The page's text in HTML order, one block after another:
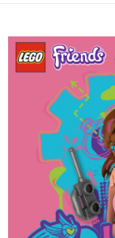
【繳款方式說明】
1.分期款項不併入電
醒簡訊。
2.透過簡訊連結打開
帳／街口支付／
【注意事項】
1.本服務係由「台灣
用戶於交易時，得透
買賣價金債權讓與本
2.基於同意付款使用
資料（包含姓名、電
由本公司與您本人進
3.完整用戶服務條款
【「AFTEE先享後付
１．於結帳方式選擇
結帳頁面，進行簡訊
２．訂單成立數日內
３．收到繳費通知簡
ATM／網路銀行／等
※ 請注意：結帳手續
購買商品的店家。未
後付繳納相關費用。
※ 交易是否成功請以
是否繳費成功／繳費
客戶支援中心」
每筆NT$80，滿
每筆NT$200
海外宅配